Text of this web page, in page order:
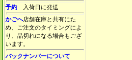
予約 入荷日に発送
かごへ店舗在庫と共有にた
め、ご注文のタイミングによ
り、品切れになる場合もござ
います。
バックナンバーについて